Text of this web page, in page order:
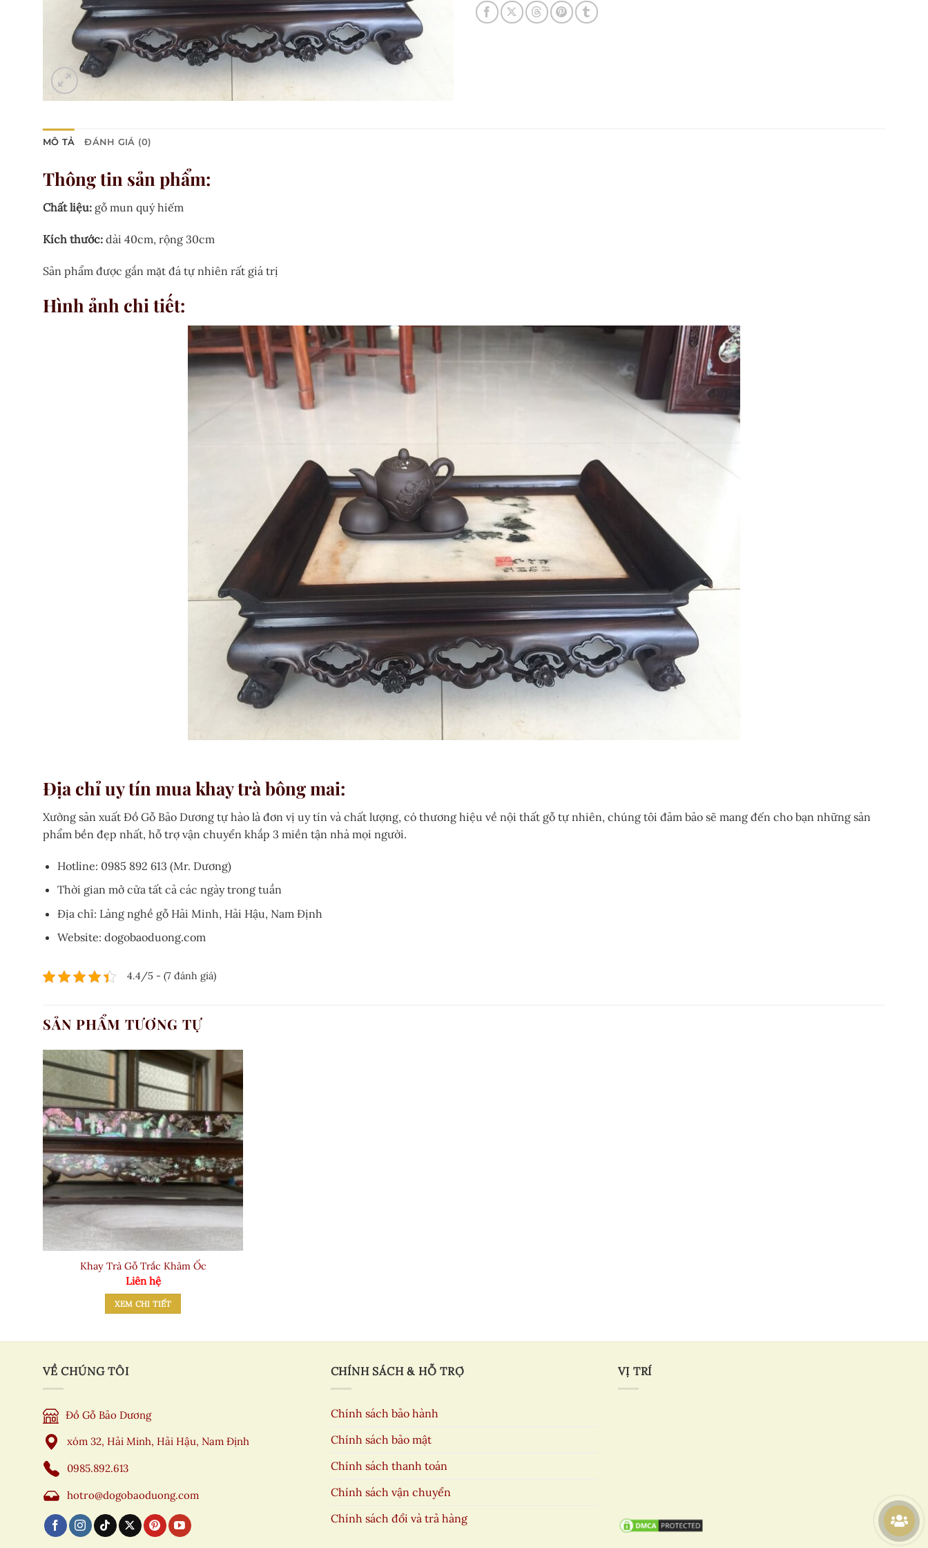
MÔ TẢ ĐÁNH GIÁ (0)
Thông tin sản phẩm:
Chất liệu: gỗ mun quý hiếm
Kích thước: dài 40cm, rộng 30cm
Sản phẩm được gắn mặt đá tự nhiên rất giá trị
Hình ảnh chi tiết:
Địa chỉ uy tín mua khay trà bông mai:
Xưởng sản xuất Đồ Gỗ Bảo Dương tự hào là đơn vị uy tín và chất lượng, có thương hiệu về nội thất gỗ tự nhiên, chúng tôi đảm bảo sẽ mang đến cho bạn những sản
phẩm bền đẹp nhất, hỗ trợ vận chuyển khắp 3 miền tận nhà mọi người.
Hotline: 0985 892 613 (Mr. Dương)
Thời gian mở cửa tất cả các ngày trong tuần
Địa chỉ: Làng nghề gỗ Hải Minh, Hải Hậu, Nam Định
Website: dogobaoduong.com
4.4/5 - (7 đánh giá)
SẢN PHẨM TƯƠNG TỰ
Khay Trà Gỗ Trắc Khảm Ốc
Liên hệ
XEM CHI TIẾT
VỀ CHÚNG TÔI
Đồ Gỗ Bảo Dương
xóm 32, Hải Minh, Hải Hậu, Nam Định
0985.892.613
hotro@dogobaoduong.com
CHÍNH SÁCH & HỖ TRỢ
Chính sách bảo hành
Chính sách bảo mật
Chính sách thanh toán
Chính sách vận chuyển
Chính sách đổi và trả hàng
VỊ TRÍ